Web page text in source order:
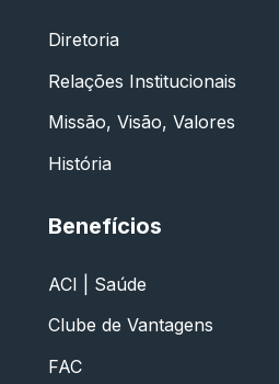
Diretoria
Relações Institucionais
Missão, Visão, Valores
História
Benefícios
ACI | Saúde
Clube de Vantagens
FAC